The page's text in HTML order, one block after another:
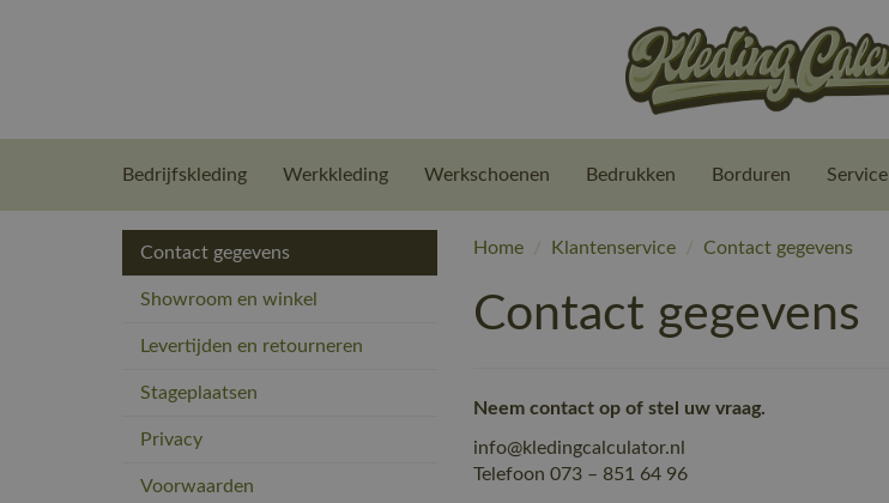
Bedrijfskleding Werkkleding Werkschoenen Bedrukken Borduren Service
Contact gegevens
Showroom en winkel
Levertijden en retourneren
Stageplaatsen
Privacy
Voorwaarden
Home / Klantenservice / Contact gegevens
Contact gegevens
Neem contact op of stel uw vraag.
info@kledingcalculator.nl
Telefoon 073 – 851 64 96